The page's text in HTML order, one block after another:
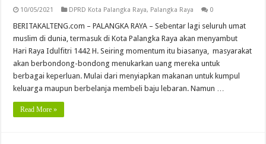
10/05/2021 DPRD Kota Palangka Raya, Palangka Raya 0
BERITAKALTENG.com – PALANGKA RAYA – Sebentar lagi seluruh umat
muslim di dunia, termasuk di Kota Palangka Raya akan menyambut
Hari Raya Idulfitri 1442 H. Seiring momentum itu biasanya, masyarakat
akan berbondong-bondong menukarkan uang mereka untuk
berbagai keperluan. Mulai dari menyiapkan makanan untuk kumpul
keluarga maupun berbelanja membeli baju lebaran. Namun …
Read More »